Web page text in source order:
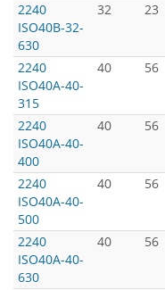
2240
ISO40B-32-
630
32 23
2240
ISO40A-40-
315
40 56
2240
ISO40A-40-
400
40 56
2240
ISO40A-40-
500
40 56
2240
ISO40A-40-
630
40 56